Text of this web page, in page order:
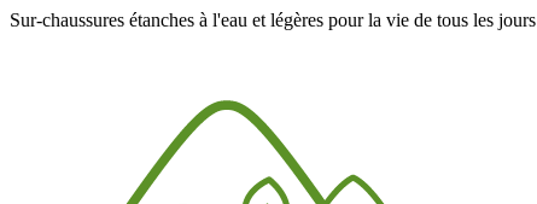
Sur-chaussures étanches à l'eau et légères pour la vie de tous les jours